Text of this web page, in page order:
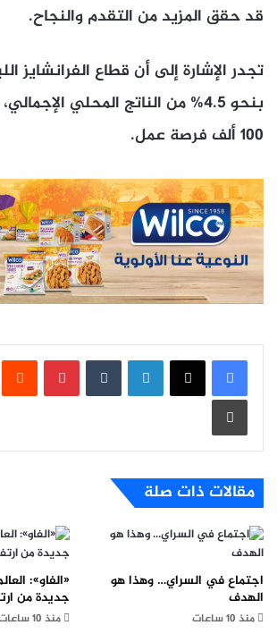
قد حقق المزيد من التقدم والنجاح.
تجدر الإشارة إلى أن قطاع الفرانشايز
بنحو 4.5% من الناتج المحلي
100 ألف فرصة عمل
.
لينكدإن
طباعة
مقالات ذات صلة
اجتماع في السراي… وهذا هو
الهدف
منذ 10 ساعات
«الفاو»:
جديدة من
منذ 10 ساعات